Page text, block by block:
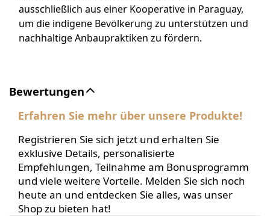
ausschließlich aus einer Kooperative in Paraguay,
um die indigene Bevölkerung zu unterstützen und
nachhaltige Anbaupraktiken zu fördern.
Bewertungen
Erfahren Sie mehr über unsere Produkte!
Registrieren Sie sich jetzt und erhalten Sie
exklusive Details, personalisierte
Empfehlungen, Teilnahme am Bonusprogramm
und viele weitere Vorteile. Melden Sie sich noch
heute an und entdecken Sie alles, was unser
Shop zu bieten hat!